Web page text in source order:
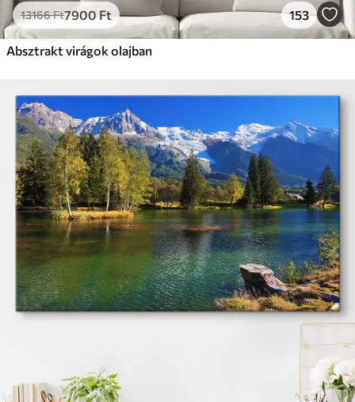
13166Ft7900 Ft 153
Absztrakt virágok olajban